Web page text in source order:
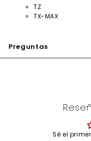
TZ
TX-MAX
Preguntas
Sé el